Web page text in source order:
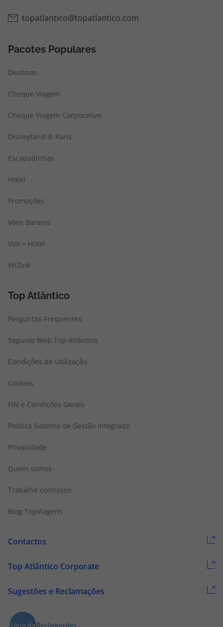
topatlantico@topatlantico.com
Pacotes Populares
Destinos
Cheque Viagem
Cheque Viagem Corporativo
Disneyland ® Paris
Escapadinhas
Hotel
Promoções
Voos Baratos
Voo + Hotel
WiZink
Top Atlântico
Perguntas Frequentes
Seguros Web Top Atlântico
Condições de Utilização
Cookies
FIN e Condições Gerais
Politica Sistema de Gestão Integrado
Privacidade
Quem somos
Trabalhe connosco
Blog TopViagens
Contactos
Top Atlântico Corporate
Sugestões e Reclamações